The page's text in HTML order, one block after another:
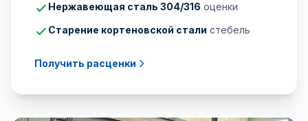
Нержавеющая сталь 304/316 оценки
Старение кортеновской стали стебель
Получить расценки